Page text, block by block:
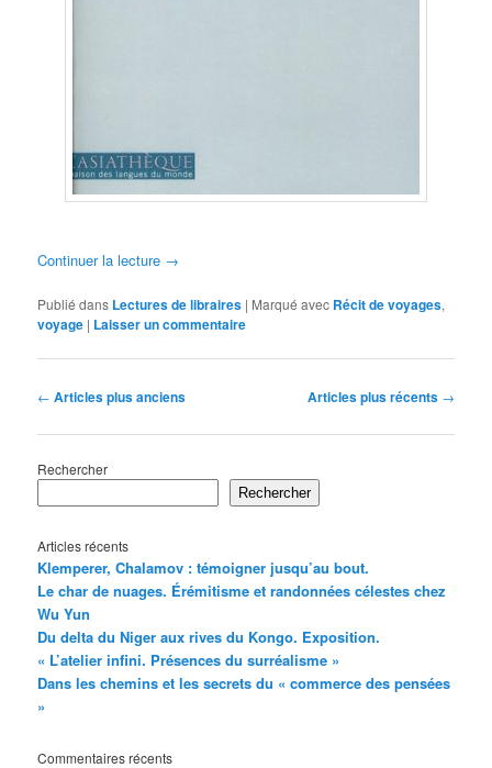
Continuer la lecture →
Publié dans Lectures de libraires | Marqué avec Récit de voyages,
voyage | Laisser un commentaire
Navigation
articles
← Articles plus anciens Articles plus récents →
Rechercher
Rechercher
Articles récents
Klemperer, Chalamov : témoigner jusqu’au bout.
Le char de nuages. Érémitisme et randonnées célestes chez
Wu Yun
Du delta du Niger aux rives du Kongo. Exposition.
« L’atelier infini. Présences du surréalisme »
Dans les chemins et les secrets du « commerce des pensées
»
Commentaires récents